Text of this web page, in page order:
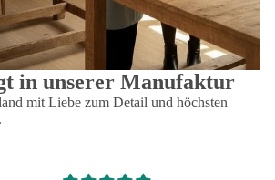
in unserer Manufaktur
mit Liebe zum Detail und höchsten